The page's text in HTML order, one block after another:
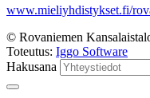
www.mieliyhdistykset.fi/
© Rovaniemen
Toteutus: Iggo Software
Hakusana